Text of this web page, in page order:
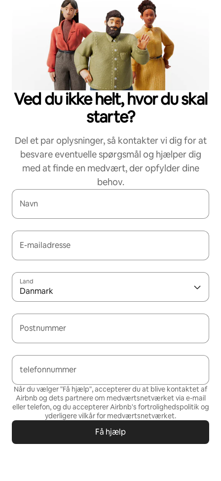
Ved du ikke helt, hvor du skal
starte?
Del et par oplysninger, så kontakter vi dig for at
besvare eventuelle spørgsmål og hjælper dig
med at finde en medvært, der opfylder dine
behov.
Navn
E-mailadresse
Land
Danmark
Postnummer
telefonnummer
Når du vælger "Få hjælp", accepterer du at blive kontaktet af
Airbnb og dets partnere om medværtsnetværket via e-mail
eller telefon, og du accepterer Airbnb's fortrolighedspolitik og
yderligere vilkår for medværtsnetværket.
Få hjælp